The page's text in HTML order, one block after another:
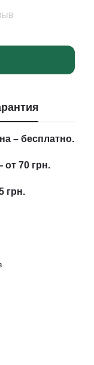
– бесплатно.
70 грн.
грн.